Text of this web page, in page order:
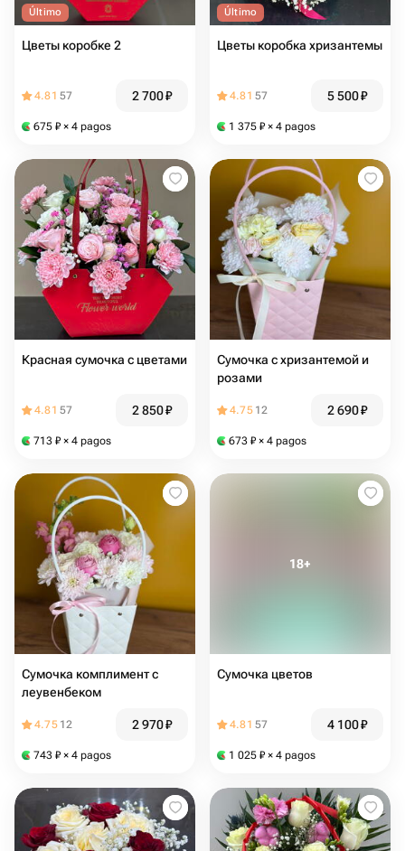
Último
Цветы коробке 2
4.81 57 2 700₽
675 ₽ × 4 pagos
Último
Цветы коробка хризантемы
4.81 57 5 500₽
1 375 ₽ × 4 pagos
Красная сумочка с цветами
4.81 57 2 850₽
713 ₽ × 4 pagos
Сумочка с хризантемой и
розами
4.75 12 2 690₽
673 ₽ × 4 pagos
Сумочка комплимент с
леувенбеком
4.75 12 2 970₽
743 ₽ × 4 pagos
Сумочка цветов
4.81 57 4 100₽
1 025 ₽ × 4 pagos